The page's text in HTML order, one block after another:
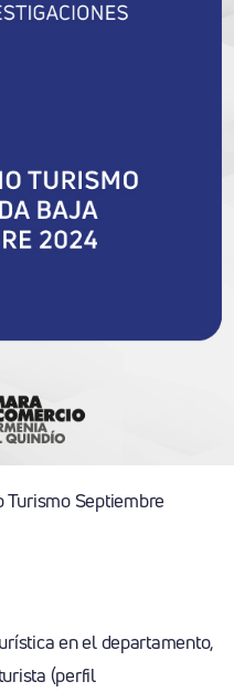
Turismo Septiembre
en el departamento,
(perfil